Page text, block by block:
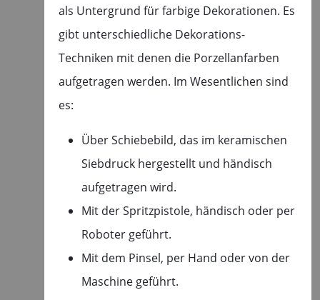
als Untergrund für farbige Dekorationen. Es
gibt unterschiedliche Dekorations-
Techniken mit denen die Porzellanfarben
aufgetragen werden. Im Wesentlichen sind
es:
Über Schiebebild, das im keramischen
Siebdruck hergestellt und händisch
aufgetragen wird.
Mit der Spritzpistole, händisch oder per
Roboter geführt.
Mit dem Pinsel, per Hand oder von der
Maschine geführt.